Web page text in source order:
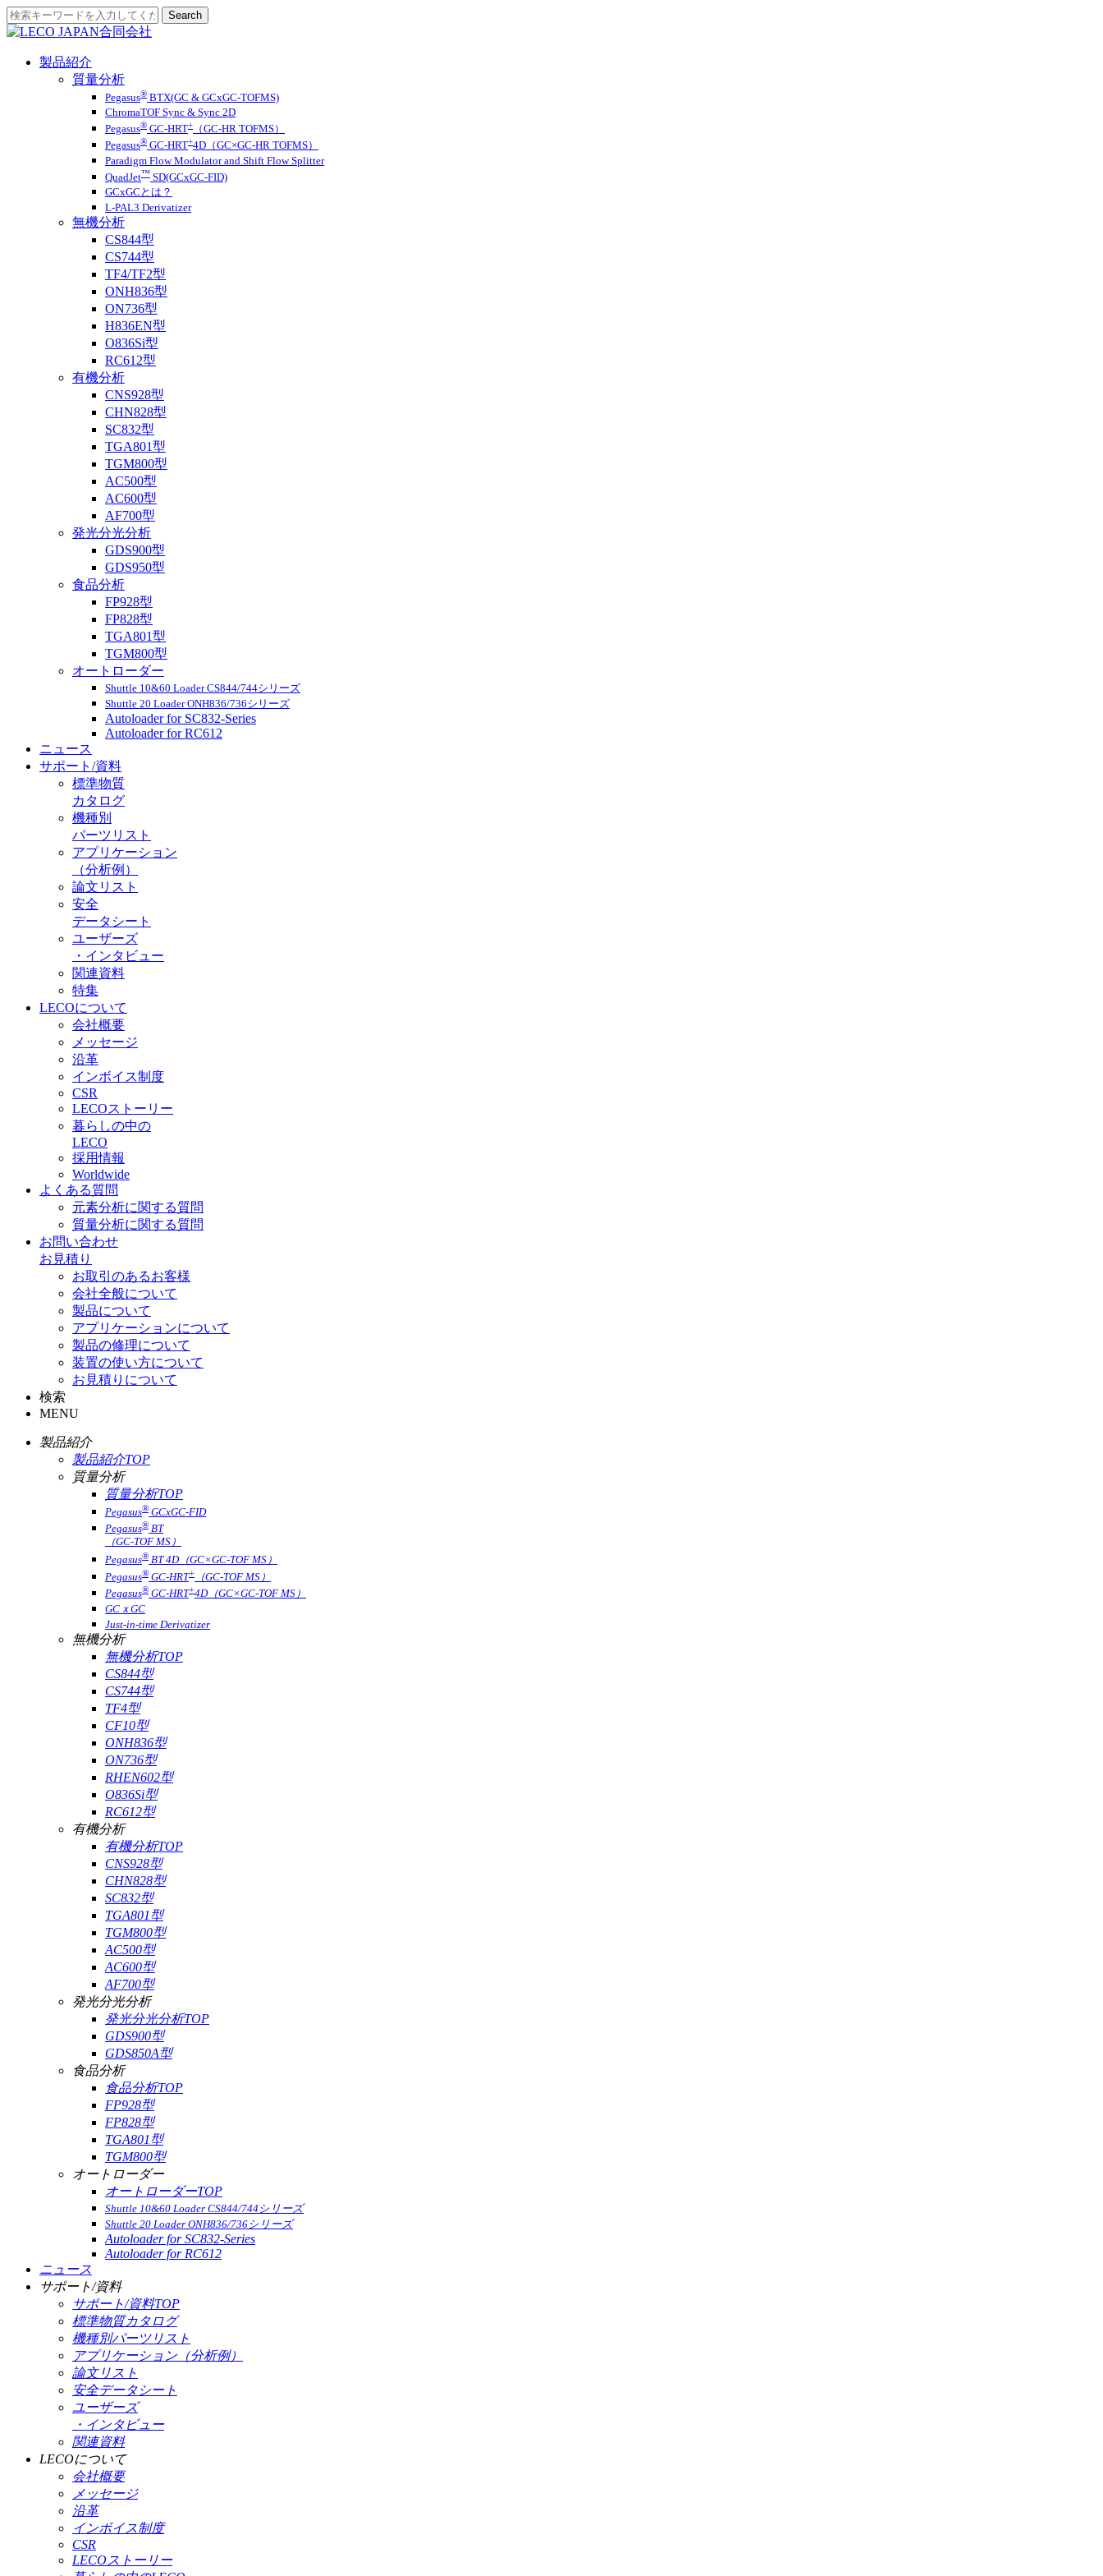
製品紹介
質量分析
Pegasus® BTX(GC & GCxGC-TOFMS)
ChromaTOF Sync & Sync 2D
Pegasus® GC-HRT+
（GC-HR TOFMS）
Pegasus® GC-HRT+4D（GC×GC-HR TOFMS）
Paradigm Flow Modulator and Shift Flow Splitter
QuadJet™ SD(GCxGC-FID)
GCxGCとは？
L-PAL3 Derivatizer
無機分析
CS844型
CS744型
TF4/TF2型
ONH836型
ON736型
H836EN型
O836Si型
RC612型
有機分析
CNS928型
CHN828型
SC832型
TGA801型
TGM800型
AC500型
AC600型
AF700型
発光分光分析
GDS900型
GDS950型
食品分析
FP928型
FP828型
TGA801型
TGM800型
オートローダー
Shuttle 10&60 Loader CS844/744シリーズ
Shuttle 20 Loader ONH836/736シリーズ
Autoloader for SC832-Series
Autoloader for RC612
ニュース
サポート/資料
標準物質
カタログ
機種別
パーツリスト
アプリケーション
（分析例）
論文リスト
安全
データシート
ユーザーズ
・インタビュー
関連資料
特集
LECOについて
会社概要
メッセージ
沿革
インボイス制度
CSR
LECOストーリー
暮らしの中の
LECO
採用情報
Worldwide
よくある質問
元素分析に関する質問
質量分析に関する質問
お問い合わせ
お見積り
お取引のあるお客様
会社全般について
製品について
アプリケーションについて
製品の修理について
装置の使い方について
お見積りについて
検索
MENU
製品紹介
製品紹介TOP
質量分析
質量分析TOP
Pegasus® GCxGC-FID
Pegasus® BT
（GC-TOF MS）
Pegasus® BT 4D（GC×GC-TOF MS）
Pegasus® GC-HRT+
（GC-TOF MS）
Pegasus® GC-HRT+4D（GC×GC-TOF MS）
GCｘGC
Just-in-time Derivatizer
無機分析
無機分析TOP
CS844型
CS744型
TF4型
CF10型
ONH836型
ON736型
RHEN602型
O836Si型
RC612型
有機分析
有機分析TOP
CNS928型
CHN828型
SC832型
TGA801型
TGM800型
AC500型
AC600型
AF700型
発光分光分析
発光分光分析TOP
GDS900型
GDS850A型
食品分析
食品分析TOP
FP928型
FP828型
TGA801型
TGM800型
オートローダー
オートローダーTOP
Shuttle 10&60 Loader CS844/744シリーズ
Shuttle 20 Loader ONH836/736シリーズ
Autoloader for SC832-Series
Autoloader for RC612
ニュース
サポート/資料
サポート/資料TOP
標準物質カタログ
機種別パーツリスト
アプリケーション（分析例）
論文リスト
安全データシート
ユーザーズ
・インタビュー
関連資料
LECOについて
会社概要
メッセージ
沿革
インボイス制度
CSR
LECOストーリー